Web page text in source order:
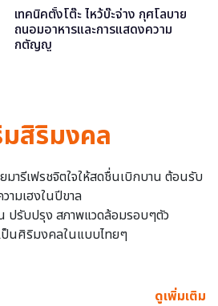
เทคนิคตั้งโต๊ะ ไหว้บ๊ะจ่าง กุศโลบาย
ถนอมอาหารและการแสดงความ
กตัญญู
มสิริมงคล
ารีเฟรชจิตใจให้สดชื่นเบิกบาน ต้อนรับ
วามเฮงในปีขาล
ปรับปรุง สภาพแวดล้อมรอบๆตัว
ป็นศิริมงคลในแบบไทยๆ
ดูเพิ่มเติม